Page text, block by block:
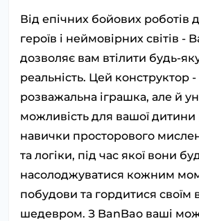
Від епічних бойових роботів
героїв і неймовірних світів -
дозволяє вам втілити будь-
реальність. Цей конструктор
розважальна іграшка, але й
можливість для вашої дитини
навички просторового
та логіки, під час якої вони
насолоджуватися кожним
побудови та гордитися своїм
шедевром. З BanBao ваші